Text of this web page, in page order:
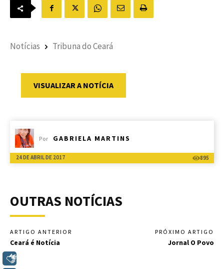
Notícias Tribuna do Ceará
VISUALIZAR A NOTÍCIA
Por GABRIELA MARTINS
24 DE ABRIL DE 2017 895
OUTRAS NOTÍCIAS
ARTIGO ANTERIOR
Ceará é Notícia
PRÓXIMO ARTIGO
Jornal O Povo